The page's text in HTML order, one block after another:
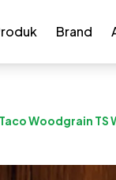
Brand
Woodgrain TS